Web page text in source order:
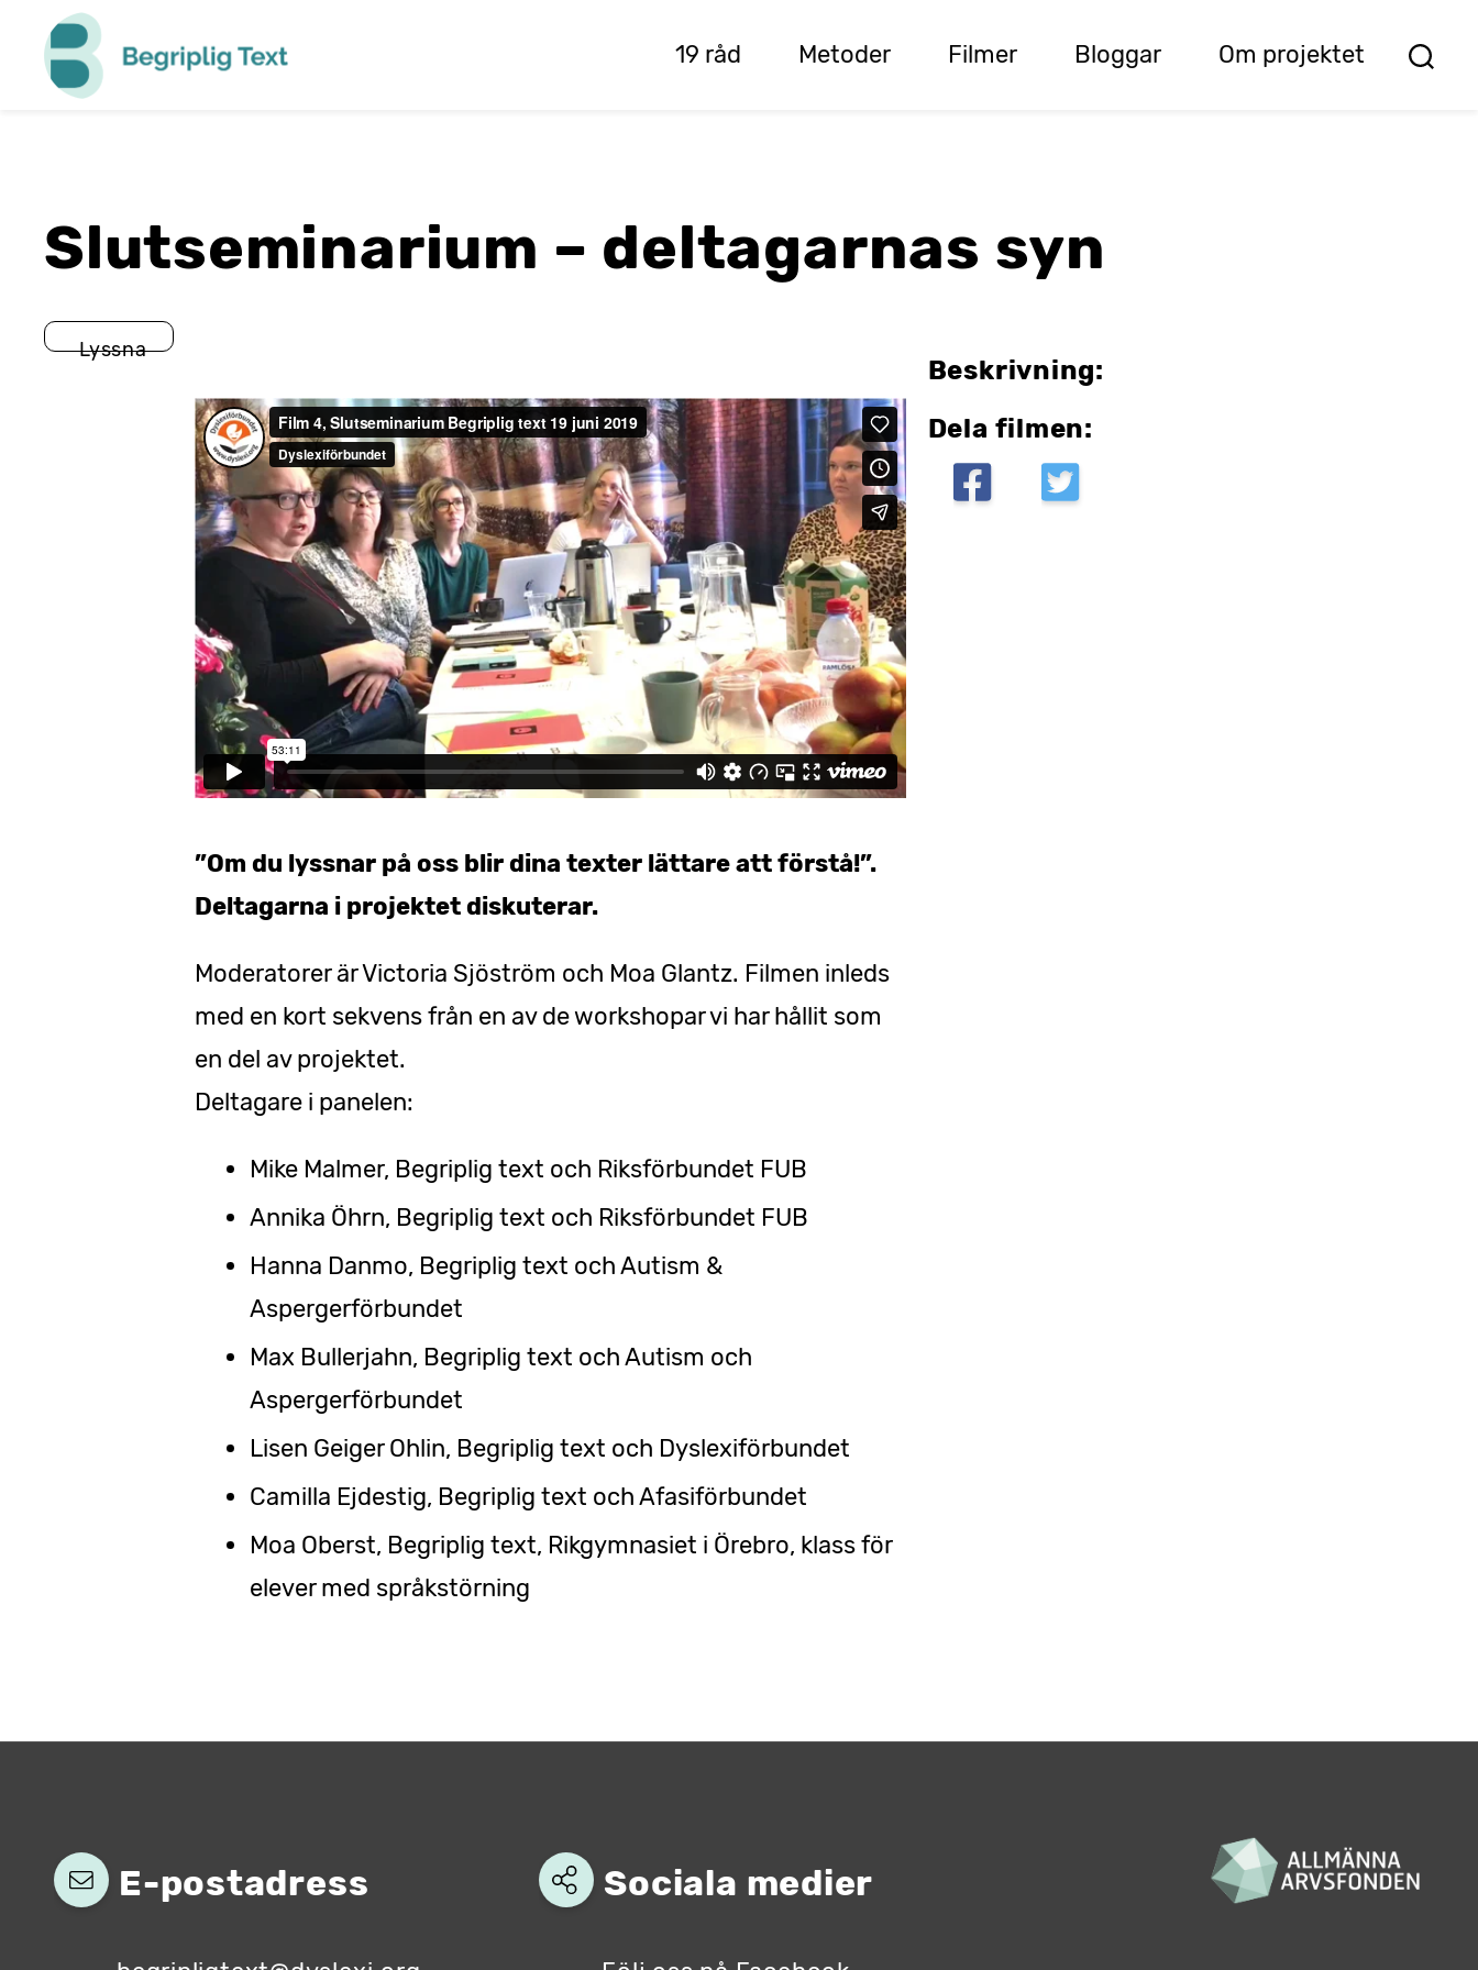
19 råd Metoder Filmer Bloggar Om projektet
Slutseminarium – deltagarnas syn
Lyssna
”Om du lyssnar på oss blir dina texter lättare att förstå!”.
Deltagarna i projektet diskuterar.
Moderatorer är Victoria Sjöström och Moa Glantz. Filmen inleds
med en kort sekvens från en av de workshopar vi har hållit som
en del av projektet.
Deltagare i panelen:
Mike Malmer, Begriplig text och Riksförbundet FUB
Annika Öhrn, Begriplig text och Riksförbundet FUB
Hanna Danmo, Begriplig text och Autism &
Aspergerförbundet
Max Bullerjahn, Begriplig text och Autism och
Aspergerförbundet
Lisen Geiger Ohlin, Begriplig text och Dyslexiförbundet
Camilla Ejdestig, Begriplig text och Afasiförbundet
Moa Oberst, Begriplig text, Rikgymnasiet i Örebro, klass för
elever med språkstörning
Beskrivning:
Dela filmen:
E-postadress Sociala medier